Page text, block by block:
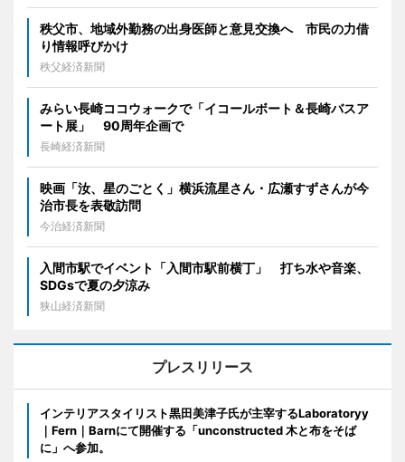
秩父市、地域外勤務の出身医師と意見交換へ 市民の力借
り情報呼びかけ
秩父経済新聞
みらい長崎ココウォークで「イコールボート＆長崎バスア
ート展」 90周年企画で
長崎経済新聞
映画「汝、星のごとく」横浜流星さん・広瀬すずさんが今
治市長を表敬訪問
今治経済新聞
入間市駅でイベント「入間市駅前横丁」 打ち水や音楽、
SDGsで夏の夕涼み
狭山経済新聞
プレスリリース
インテリアスタイリスト黒田美津子氏が主宰するLaboratoryy
｜Fern｜Barnにて開催する「unconstructed 木と布をそば
に」へ参加。